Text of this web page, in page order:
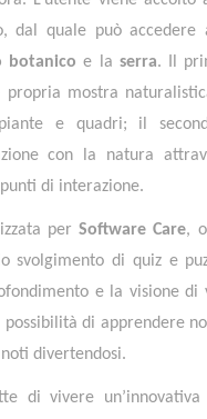
dal quale può accedere
botanico e la serra. Il
mostra
e quadri; il
con la natura
di interazione.
perSoftware Care,
svolgimento di quiz e
e la visione di
possibilità di apprendere
divertendosi.
di vivere